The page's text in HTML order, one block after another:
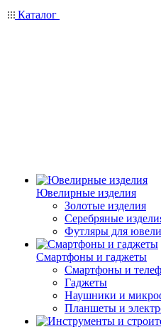
Каталог
Ювелирные изделия
Золотые изделия
Серебряные
Футляры для
Смартфоны и гаджеты
Смартфоны и
Гаджеты
Наушники и
Планшеты и